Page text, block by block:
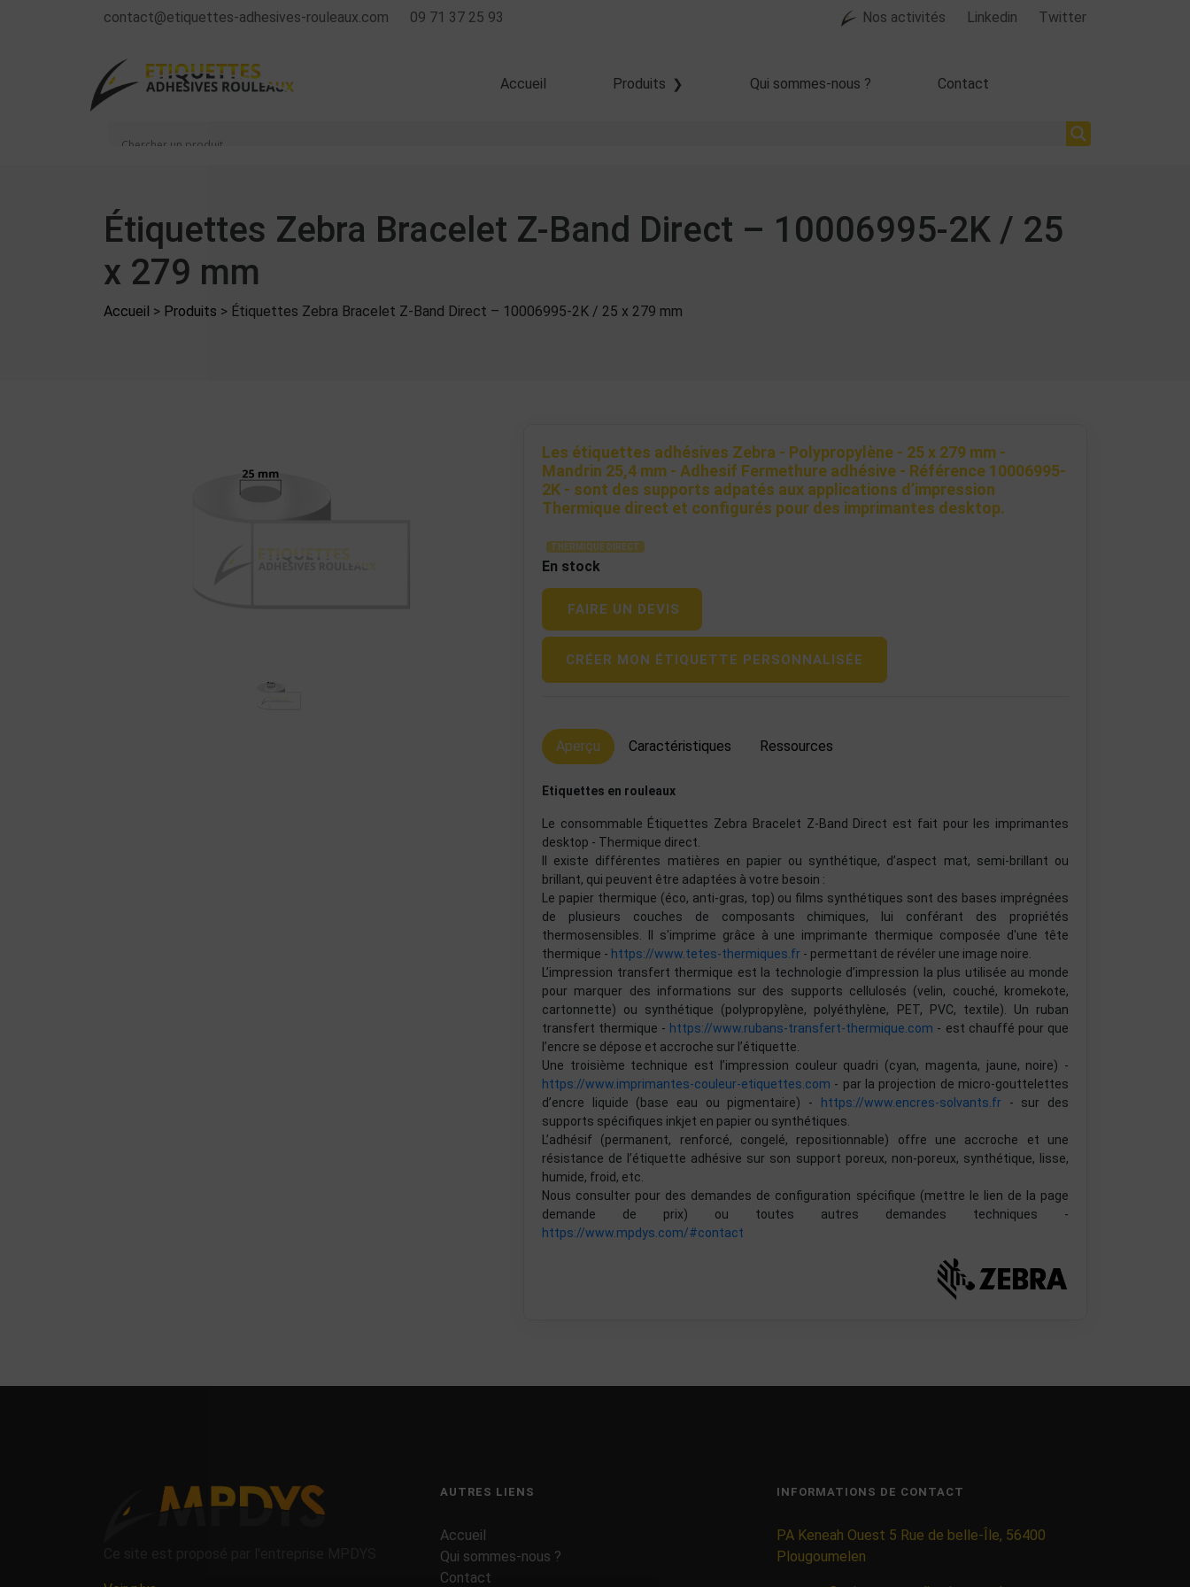
contact@etiquettes-adhesives-rouleaux.com 09 71 37 25 93 Nos activités Linkedin Twitter
Accueil Produits Qui sommes-nous ? Contact
Étiquettes Zebra Bracelet Z-Band Direct – 10006995-2K / 25
x 279 mm
Accueil > Produits > Étiquettes Zebra Bracelet Z-Band Direct – 10006995-2K / 25 x 279 mm
Les étiquettes adhésives Zebra - Polypropylène - 25 x 279 mm -
Mandrin 25,4 mm - Adhesif Fermethure adhésive - Référence 10006995-
2K - sont des supports adpatés aux applications d’impression
Thermique direct et configurés pour des imprimantes desktop.
THERMIQUE DIRECT
En stock
FAIRE UN DEVIS
CRÉER MON ÉTIQUETTE PERSONNALISÉE
Aperçu Caractéristiques Ressources
Etiquettes en rouleaux
Le consommable Étiquettes Zebra Bracelet Z-Band Direct est fait pour les imprimantes
desktop - Thermique direct.
Il existe différentes matières en papier ou synthétique, d’aspect mat, semi-brillant ou
brillant, qui peuvent être adaptées à votre besoin :
Le papier thermique (éco, anti-gras, top) ou films synthétiques sont des bases imprégnées
de plusieurs couches de composants chimiques, lui conférant des propriétés
thermosensibles. Il s'imprime grâce à une imprimante thermique composée d'une tête
thermique - https://www.tetes-thermiques.fr - permettant de révéler une image noire.
L’impression transfert thermique est la technologie d’impression la plus utilisée au monde
pour marquer des informations sur des supports cellulosés (velin, couché, kromekote,
cartonnette) ou synthétique (polypropylène, polyéthylène, PET, PVC, textile). Un ruban
transfert thermique - https://www.rubans-transfert-thermique.com - est chauffé pour que
l’encre se dépose et accroche sur l’étiquette.
Une troisième technique est l’impression couleur quadri (cyan, magenta, jaune, noire) -
https://www.imprimantes-couleur-etiquettes.com - par la projection de micro-gouttelettes
d’encre liquide (base eau ou pigmentaire) -
https://www.encres-solvants.fr- sur des
supports spécifiques inkjet en papier ou synthétiques.
L’adhésif (permanent, renforcé, congelé, repositionnable) offre une accroche et une
résistance de l’étiquette adhésive sur son support poreux, non-poreux, synthétique, lisse,
humide, froid, etc.
Nous consulter pour des demandes de configuration spécifique (mettre le lien de la page
demande de prix) ou toutes autres demandes techniques -
https://www.mpdys.com/#contact
AUTRES LIENS
Accueil
Qui sommes-nous ?
Contact
INFORMATIONS DE CONTACT
PA Keneah Ouest 5 Rue de belle-Île, 56400
Plougoumelen